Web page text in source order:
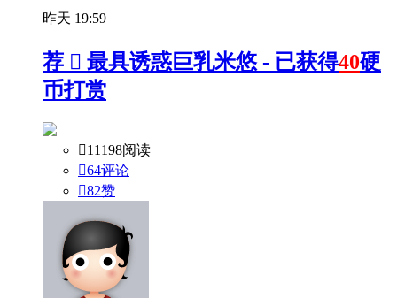
昨天 19:59
荐  最具诱惑巨乳米悠 - 已获得40硬
币打赏
11198阅读
64评论
82赞